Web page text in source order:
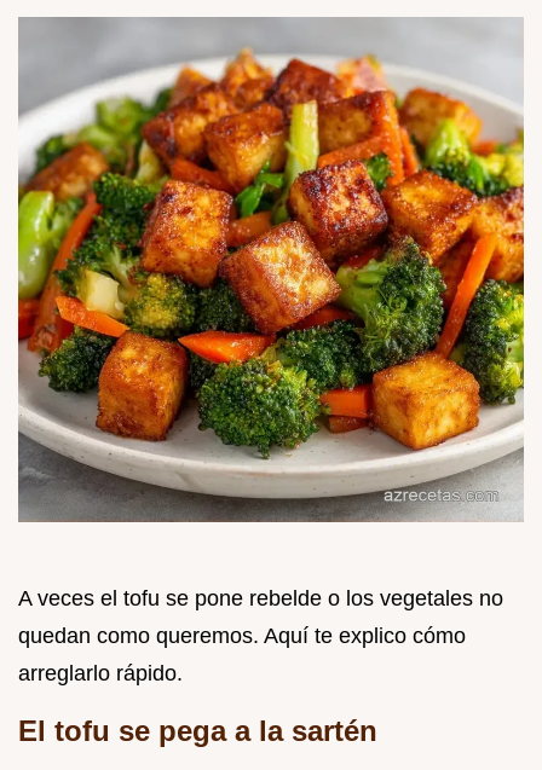
A veces el tofu se pone rebelde o los vegetales no
quedan como queremos. Aquí te explico cómo
arreglarlo rápido.
El tofu se pega a la sartén